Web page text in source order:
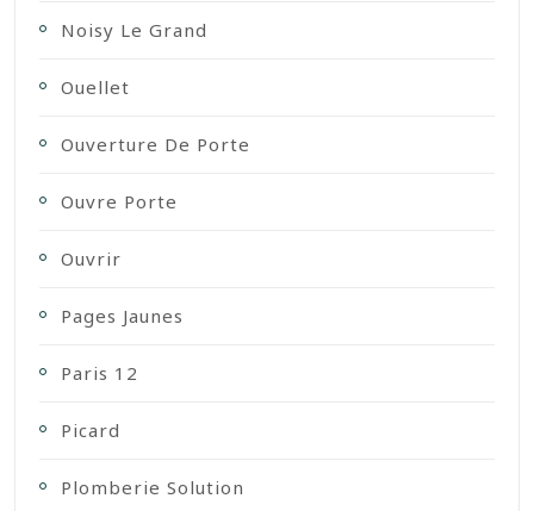
Noisy Le Grand
Ouellet
Ouverture De Porte
Ouvre Porte
Ouvrir
Pages Jaunes
Paris 12
Picard
Plomberie Solution